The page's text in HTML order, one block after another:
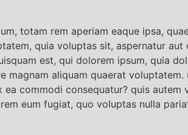
totam rem aperiam eaque ipsa,
quia voluptas sit, aspernatur
est, qui dolorem ipsum, quia
magnam aliquam quaerat voluptatem.
commodi consequatur? quis autem
eum fugiat, quo voluptas nulla